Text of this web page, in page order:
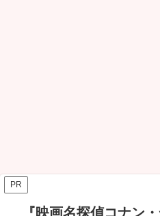
PR
『映画名探偵コナン